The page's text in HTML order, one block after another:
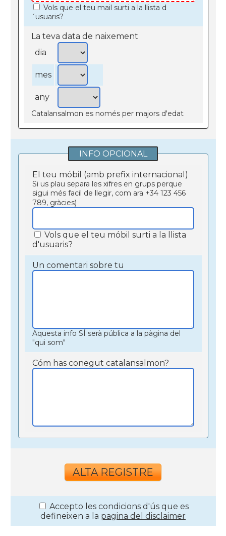
Vols que el teu mail surti a la llista d
´usuaris?
La teva data de naixement
dia
mes
any
Catalansalmon es només per majors d'edat
INFO OPCIONAL
El teu móbil (amb prefix internacional)
Si us plau separa les xifres en grups perque
sigui més facil de llegir, com ara +34 123 456
789, gràcies)
d'usuaris?
Un comentari sobre tu
Aquesta info SÍ serà pública a la pàgina del
"qui som"
Cóm has conegut catalansalmon?
Accepto les condicions d'ús que es
defineixen a la pagina del disclaimer